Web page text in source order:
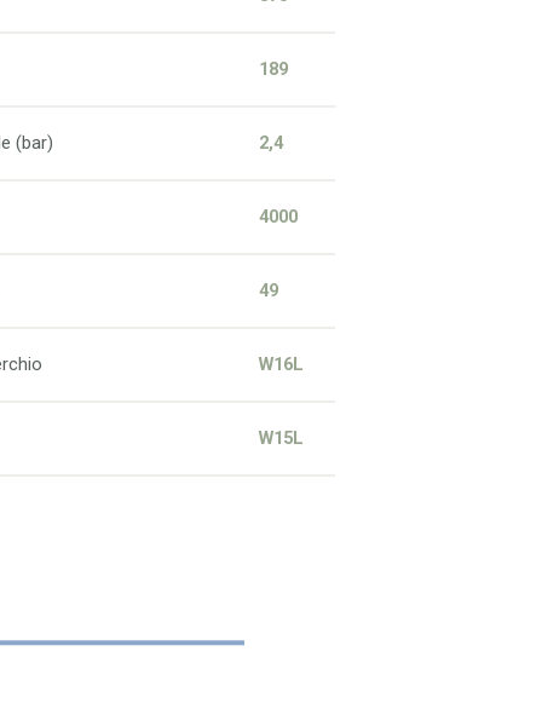
189
(bar) 2,4
4000
49
W16L
W15L